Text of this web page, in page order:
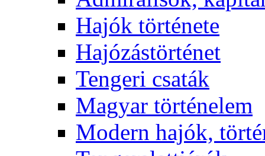
Hajók története
Hajózástörténet
Tengeri csaták
Magyar történelem
Modern hajók,